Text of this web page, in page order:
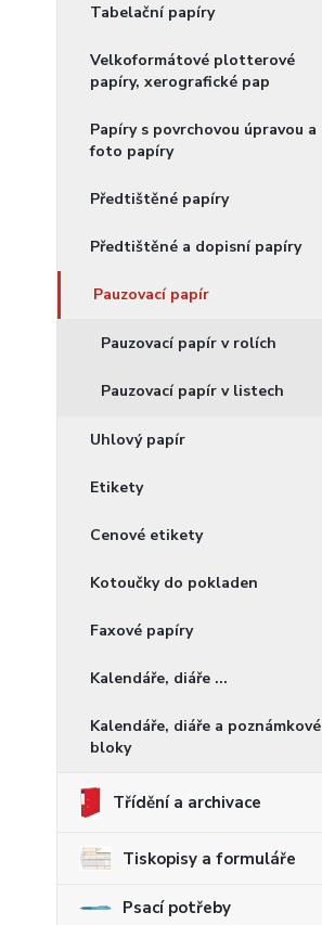
Tabelační papíry
Velkoformátové plotterové
papíry, xerografické pap
Papíry s povrchovou úpravou a
foto papíry
Předtištěné papíry
Předtištěné a dopisní papíry
Pauzovací papír
Pauzovací papír v rolích
Pauzovací papír v listech
Uhlový papír
Etikety
Cenové etikety
Kotoučky do pokladen
Faxové papíry
Kalendáře, diáře ...
Kalendáře, diáře a poznámkové
bloky
Třídění a archivace
Tiskopisy a formuláře
Psací potřeby